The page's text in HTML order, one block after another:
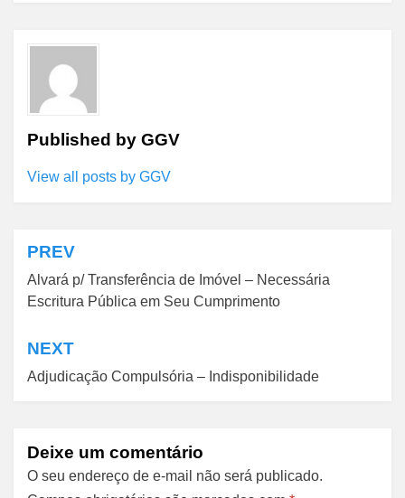
Published by GGV
View all posts by GGV
Navegação
de
PREV
Alvará p/ Transferência de Imóvel – Necessária
Escritura Pública em Seu Cumprimento
NEXT
Adjudicação Compulsória – Indisponibilidade
Deixe um comentário
O seu endereço de e-mail não será publicado.